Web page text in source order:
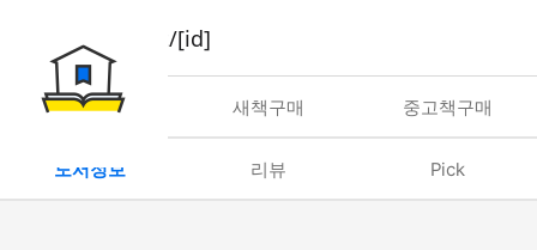
book/rent/[id]
대여 새책구매 중고책구매
도서정보 리뷰 Pick